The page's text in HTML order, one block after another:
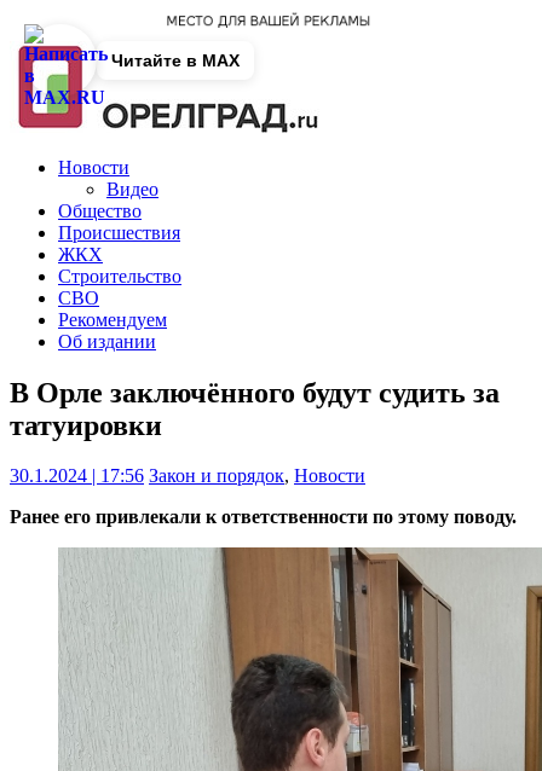
Новости
Видео
Общество
Происшествия
ЖКХ
Строительство
СВО
Рекомендуем
Об издании
В Орле заключённого будут судить за
татуировки
30.1.2024 | 17:56 Закон и порядок, Новости
Ранее его привлекали к ответственности по этому поводу.
Читайте в MAX